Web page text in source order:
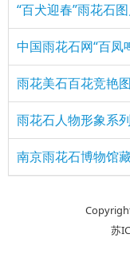
“百犬迎春”雨花石
中国雨花石网“百凤
雨花美石百花竞艳
雨花石人物形象系
南京雨花石博物馆
苏